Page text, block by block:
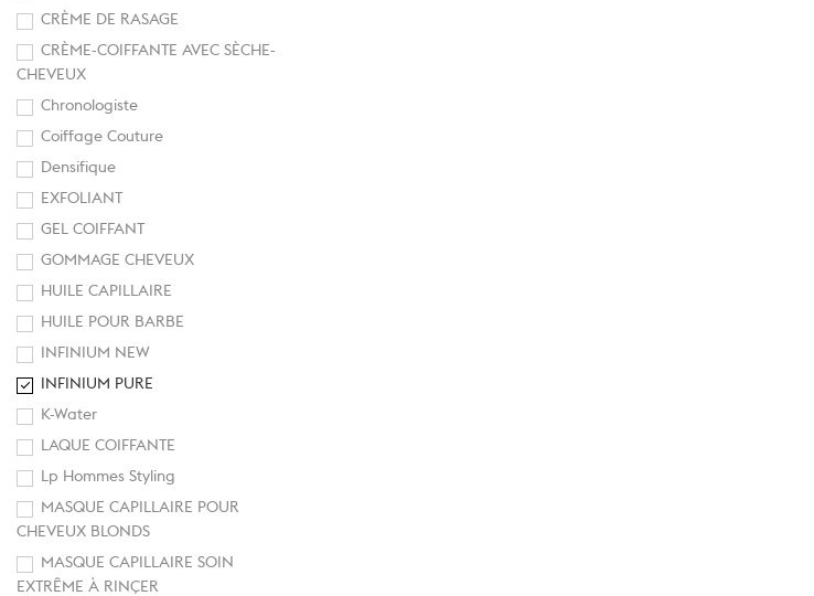
CRÈME DE RASAGE
CRÈME-COIFFANTE AVEC SÈCHE-
CHEVEUX
Chronologiste
Coiffage Couture
Densifique
EXFOLIANT
GEL COIFFANT
GOMMAGE CHEVEUX
HUILE CAPILLAIRE
HUILE POUR BARBE
INFINIUM NEW
INFINIUM PURE
K-Water
LAQUE COIFFANTE
Lp Hommes Styling
MASQUE CAPILLAIRE POUR
CHEVEUX BLONDS
MASQUE CAPILLAIRE SOIN
EXTRÊME À RINÇER